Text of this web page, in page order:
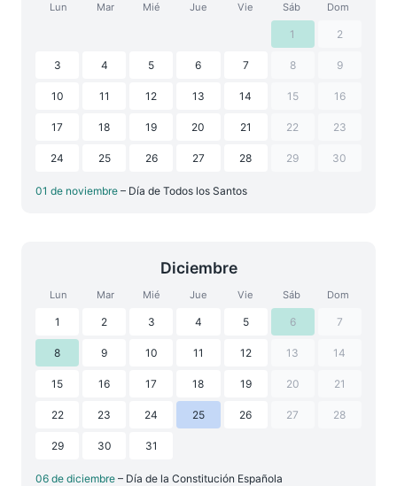
Lun Mar Mié Jue Vie Sáb Dom
1 2
3 4 5 6 7 8 9
10 11 12 13 14 15 16
17 18 19 20 21 22 23
24 25 26 27 28 29 30
01 de noviembre – Día de Todos los Santos
Diciembre
Lun Mar Mié Jue Vie Sáb Dom
1 2 3 4 5 6 7
8 9 10 11 12 13 14
15 16 17 18 19 20 21
22 23 24 25 26 27 28
29 30 31
06 de diciembre – Día de la Constitución Española